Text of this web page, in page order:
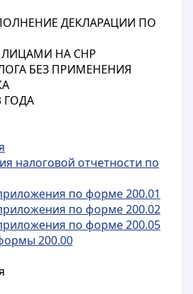
ДЕКЛАРАЦИИ ПО
НА СНР
БЕЗ ПРИМЕНЕНИЯ
ГОДА
налоговой отчетности по
по форме 200.01
по форме 200.02
по форме 200.05
200.00